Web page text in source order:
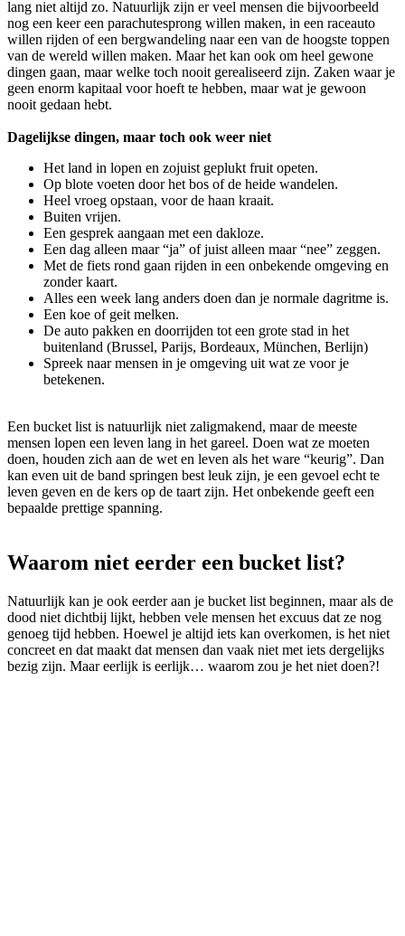
lang niet altijd zo. Natuurlijk zijn er veel mensen die bijvoorbeeld
nog een keer een parachutesprong willen maken, in een raceauto
willen rijden of een bergwandeling naar een van de hoogste toppen
van de wereld willen maken. Maar het kan ook om heel gewone
dingen gaan, maar welke toch nooit gerealiseerd zijn. Zaken waar je
geen enorm kapitaal voor hoeft te hebben, maar wat je gewoon
nooit gedaan hebt.
Dagelijkse dingen, maar toch ook weer niet
Het land in lopen en zojuist geplukt fruit opeten.
Op blote voeten door het bos of de heide wandelen.
Heel vroeg opstaan, voor de haan kraait.
Buiten vrijen.
Een gesprek aangaan met een dakloze.
Een dag alleen maar “ja” of juist alleen maar “nee” zeggen.
Met de fiets rond gaan rijden in een onbekende omgeving en
zonder kaart.
Alles een week lang anders doen dan je normale dagritme is.
Een koe of geit melken.
De auto pakken en doorrijden tot een grote stad in het
buitenland (Brussel, Parijs, Bordeaux, München, Berlijn)
Spreek naar mensen in je omgeving uit wat ze voor je
betekenen.
Een bucket list is natuurlijk niet zaligmakend, maar de meeste
mensen lopen een leven lang in het gareel. Doen wat ze moeten
doen, houden zich aan de wet en leven als het ware “keurig”. Dan
kan even uit de band springen best leuk zijn, je een gevoel echt te
leven geven en de kers op de taart zijn. Het onbekende geeft een
bepaalde prettige spanning.
Waarom niet eerder een bucket list?
Natuurlijk kan je ook eerder aan je bucket list beginnen, maar als de
dood niet dichtbij lijkt, hebben vele mensen het excuus dat ze nog
genoeg tijd hebben. Hoewel je altijd iets kan overkomen, is het niet
concreet en dat maakt dat mensen dan vaak niet met iets dergelijks
bezig zijn. Maar eerlijk is eerlijk… waarom zou je het niet doen?!